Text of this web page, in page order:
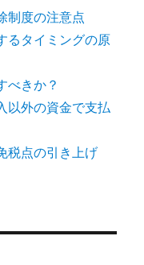
制度の注意点
るタイミングの原
べきか？
以外の資金で支払
税点の引き上げ